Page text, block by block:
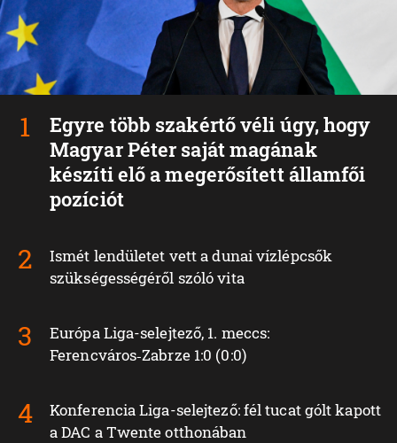
Egyre több szakértő véli úgy, hogy
Magyar Péter saját magának
készíti elő a megerősített államfői
pozíciót
Ismét lendületet vett a dunai vízlépcsők
szükségességéről szóló vita
Európa Liga-selejtező, 1. meccs:
Ferencváros‑Zabrze 1:0 (0:0)
Konferencia Liga-selejtező: fél tucat gólt kapott
a DAC a Twente otthonában